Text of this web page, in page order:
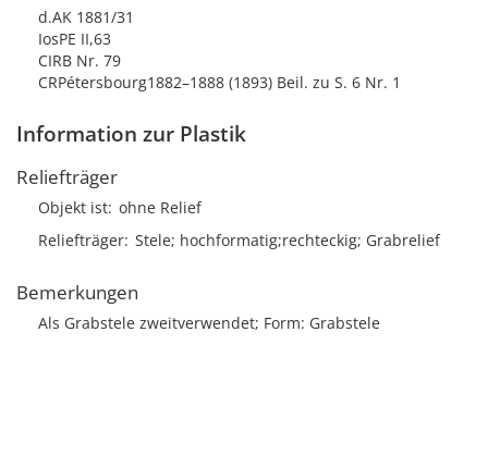
d.AK 1881/31
IosPE II,63
CIRB Nr. 79
CRPétersbourg1882–1888 (1893) Beil. zu S. 6 Nr. 1
Information zur Plastik
Reliefträger
Objekt ist ohne Relief
Reliefträger Stele; hochformatig;rechteckig; Grabrelief
Bemerkungen
Als Grabstele zweitverwendet; Form: Grabstele